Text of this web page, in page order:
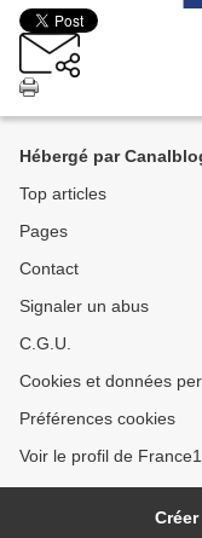
Hébergé par
Top articles
Pages
Contact
Signaler un abus
C.G.U.
Cookies et données
Préférences cookies
Voir le profil de